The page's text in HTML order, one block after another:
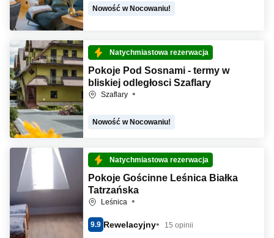
Nowość w Nocowaniu!
Natychmiastowa rezerwacja
Pokoje Pod Sosnami - termy w
bliskiej odległosci Szaflary
Szaflary
Nowość w Nocowaniu!
Natychmiastowa rezerwacja
Pokoje Gościnne Leśnica Białka
Tatrzańska
Leśnica
9.9 Rewelacyjny 15 opinii